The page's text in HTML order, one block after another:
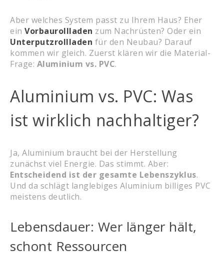
Aber welches System passt zu Ihrem Haus? Eher
ein Vorbaurollladen zum Nachrüsten? Oder ein
Unterputzrollladen für den Neubau? Darauf
kommen wir gleich. Zuerst klären wir die Material-
Frage: Aluminium vs. PVC.
Aluminium vs. PVC: Was
ist wirklich nachhaltiger?
Ja, Aluminium braucht bei der Herstellung
zunächst viel Energie. Das stimmt. Aber:
Entscheidend ist der gesamte Lebenszyklus.
Und da schlägt langlebiges Aluminium billiges PVC
meistens deutlich.
Lebensdauer: Wer länger hält,
schont Ressourcen